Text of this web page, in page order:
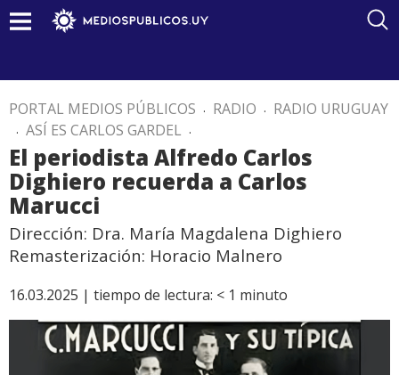
PORTAL MEDIOS PÚBLICOS . RADIO . RADIO URUGUAY
. ASÍ ES CARLOS GARDEL .
El periodista Alfredo Carlos
Dighiero recuerda a Carlos
Marucci
Dirección: Dra. María Magdalena Dighiero
Remasterización: Horacio Malnero
16.03.2025 | tiempo de lectura: < 1 minuto